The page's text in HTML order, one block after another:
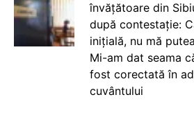
învățătoare din
după contestație:
inițială, nu mă
Mi-am dat seama
fost corectată în
cuvântului